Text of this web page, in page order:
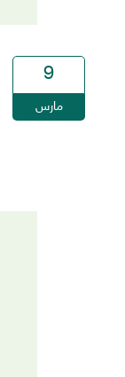
9
مارس